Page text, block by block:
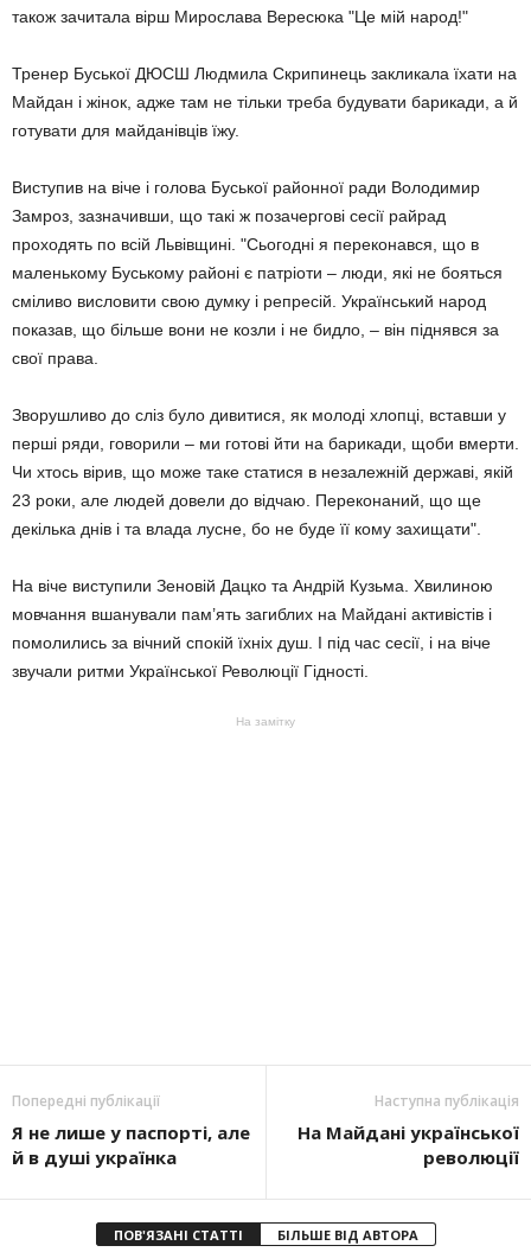
також зачитала вірш Мирослава Вересюка "Це мій народ!"
Тренер Буської ДЮСШ Людмила Скрипинець закликала їхати на
Майдан і жінок, адже там не тільки треба будувати барикади, а й
готувати для майданівців їжу.
Виступив на віче і голова Буської районної ради Володимир
Замроз, зазначивши, що такі ж позачергові сесії райрад
проходять по всій Львівщині. "Сьогодні я переконався, що в
маленькому Буському районі є патріоти – люди, які не бояться
сміливо висловити свою думку і репресій. Український народ
показав, що більше вони не козли і не бидло, – він піднявся за
свої права.
Зворушливо до сліз було дивитися, як молоді хлопці, вставши у
перші ряди, говорили – ми готові йти на барикади, щоби вмерти.
Чи хтось вірив, що може таке статися в незалежній державі, якій
23 роки, але людей довели до відчаю. Переконаний, що ще
декілька днів і та влада лусне, бо не буде її кому захищати".
На віче виступили Зеновій Дацко та Андрій Кузьма. Хвилиною
мовчання вшанували пам’ять загиблих на Майдані активістів і
помолились за вічний спокій їхніх душ. І під час сесії, і на віче
звучали ритми Української Революції Гідності.
На замітку
Попередні публікації
Я не лише у паспорті, але
й в душі українка
Наступна публікація
На Майдані української
революції
ПОВ'ЯЗАНІ СТАТТІ БІЛЬШЕ ВІД АВТОРА